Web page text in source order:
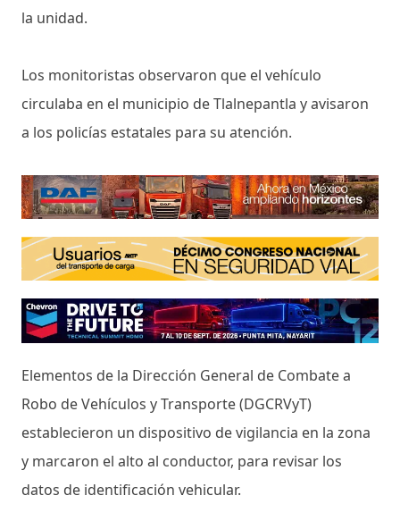
la unidad.
Los monitoristas observaron que el vehículo
circulaba en el municipio de Tlalnepantla y avisaron
a los policías estatales para su atención.
Elementos de la Dirección General de Combate a
Robo de Vehículos y Transporte (DGCRVyT)
establecieron un dispositivo de vigilancia en la zona
y marcaron el alto al conductor, para revisar los
datos de identificación vehicular.